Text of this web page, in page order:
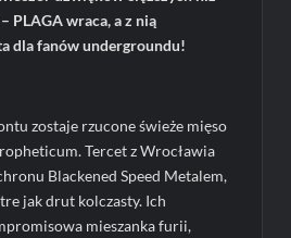
PLAGA wraca, a z nią
dla fanów undergroundu!
zostaje rzucone świeże mięso
Tercet z Wrocławia
Blackened Speed Metalem,
jak drut kolczasty. Ich
mieszanka furii,